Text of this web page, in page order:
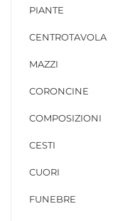
PIANTE
CENTROTAVOLA
MAZZI
CORONCINE
COMPOSIZIONI
CESTI
CUORI
FUNEBRE